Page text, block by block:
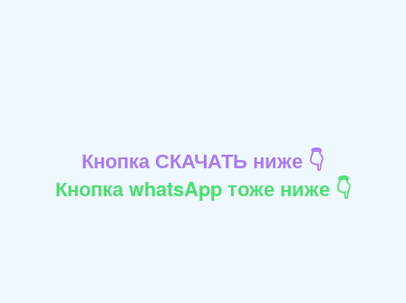
Кнопка СКАЧАТЬ ниже 👇
Кнопка whatsApp тоже ниже 👇